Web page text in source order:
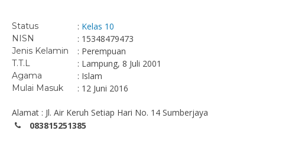
Status : Kelas 10
NISN : 15348479473
Jenis Kelamin : Perempuan
T.T.L : Lampung, 8 Juli 2001
Agama : Islam
Mulai Masuk : 12 Juni 2016
Alamat : Jl. Air Keruh Setiap Hari No. 14 Sumberjaya
083815251385